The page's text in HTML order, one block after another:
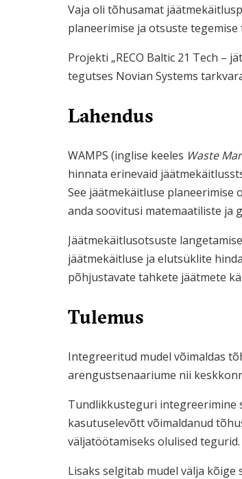
Vaja oli tõhusamat
planeerimise ja otsuste
Projekti „RECO Baltic 21 Tech –
tegutses Novian Systems
Lahendus
WAMPS (inglise keeles Waste
hinnata erinevaid
See jäätmekäitluse
anda soovitusi matemaatiliste ja
Jäätmekäitlusotsuste
jäätmekäitluse ja elutsüklite
põhjustavate tahkete jäätmete
Tulemus
Integreeritud mudel võimaldas
arengustsenaariume nii
Tundlikkusteguri integreerimine
kasutuselevõtt võimaldanud
väljatöötamiseks olulised tegurid.
Lisaks selgitab mudel välja